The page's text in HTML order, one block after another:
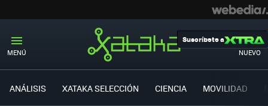
MENÚ NUEVO
Suscríbete a
ANÁLISIS XATAKA SELECCIÓN CIENCIA MOVILIDAD